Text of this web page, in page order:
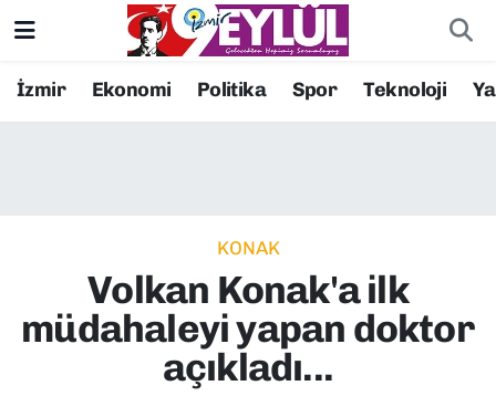
İzmir Ekonomi Politika Spor Teknoloji
KONAK
Volkan Konak'a ilk
müdahaleyi yapan doktor
açıkladı...
Resmi İlanlar
EKONOMİ
KÜLTÜR SANAT
Konak Nöbetçi Eczaneler
Süper Lig Puan Durumu ve Fikstür
Tüm Manşetler
Son Dakika Haberleri